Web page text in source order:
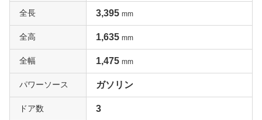
全長 3,395 mm
全高 1,635 mm
全幅 1,475 mm
パワーソース ガソリン
ドア数 3